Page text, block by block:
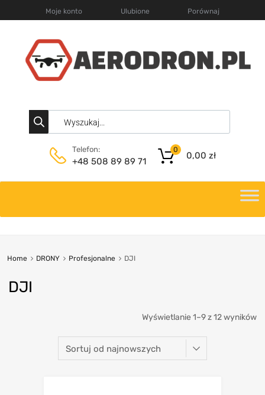
Moje konto Ulubione Porównaj
Telefon:
+48 508 89 89 71
0,00 zł
0
Home DRONY Profesjonalne DJI
DJI
Wyświetlanie 1–9 z 12 wyników